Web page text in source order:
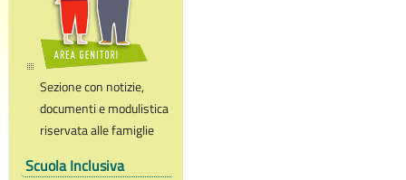
Sezione con notizie,
documenti e modulistica
riservata alle famiglie
Scuola Inclusiva